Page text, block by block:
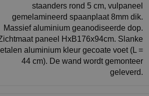
staanders rond 5 cm, vulpaneel
gemelamineerd spaanplaat 8mm dik.
Massief aluminium geanodiseerde dop.
paneel HxB176x94cm. Slanke
aluminium kleur gecoate voet (L =
44 cm). De wand wordt gemonteer
geleverd.